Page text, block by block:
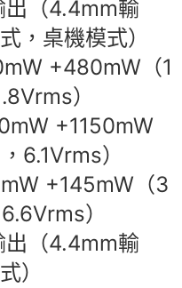
4.4mm輸
，桌機模式）
（1
）
+1150mW
6.1Vrms）
（3
）
4.4mm輸
）